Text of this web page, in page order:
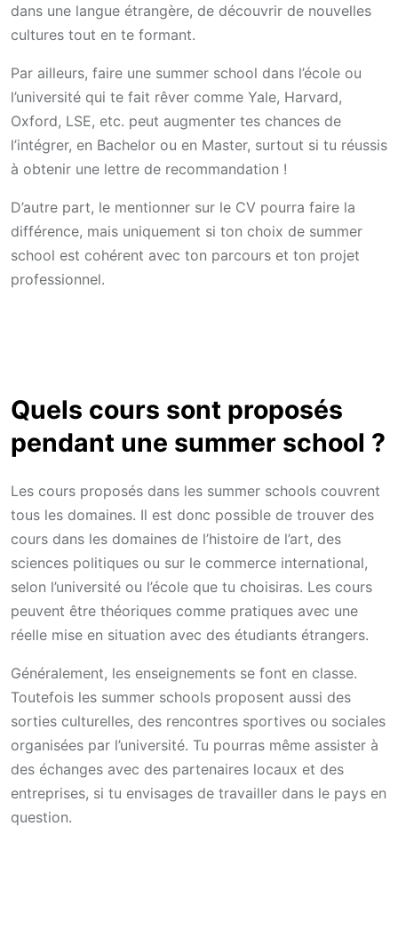
dans une langue étrangère, de découvrir de nouvelles
cultures tout en te formant.
Par ailleurs, faire une summer school dans l’école ou
l’université qui te fait rêver comme Yale, Harvard,
Oxford, LSE, etc. peut augmenter tes chances de
l’intégrer, en Bachelor ou en Master, surtout si tu réussis
à obtenir une lettre de recommandation !
D’autre part, le mentionner sur le CV pourra faire la
différence, mais uniquement si ton choix de summer
school est cohérent avec ton parcours et ton projet
professionnel.
Quels cours sont proposés
pendant une summer school ?
Les cours proposés dans les summer schools couvrent
tous les domaines. Il est donc possible de trouver des
cours dans les domaines de l’histoire de l’art, des
sciences politiques ou sur le commerce international,
selon l’université ou l’école que tu choisiras. Les cours
peuvent être théoriques comme pratiques avec une
réelle mise en situation avec des étudiants étrangers.
Généralement, les enseignements se font en classe.
Toutefois les summer schools proposent aussi des
sorties culturelles, des rencontres sportives ou sociales
organisées par l’université. Tu pourras même assister à
des échanges avec des partenaires locaux et des
entreprises, si tu envisages de travailler dans le pays en
question.